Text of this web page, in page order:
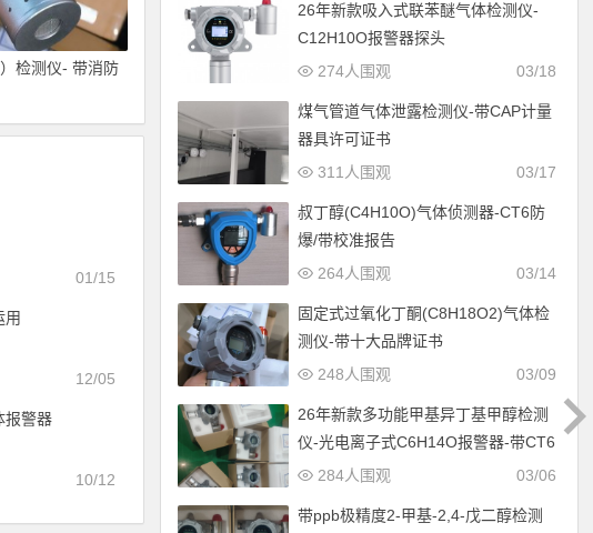
检测仪- 带消防
01/15
用
12/05
报警器
10/12
26年新款吸入式联苯醚气体检测仪-
C12H10O报警器探头
03/18
274人围观
煤气管道气体泄露检测仪-带CAP计量
器具许可证书
03/17
311人围观
叔丁醇(C4H10O)气体侦测器-CT6防
爆/带校准报告
03/14
264人围观
固定式过氧化丁酮(C8H18O2)气体检
测仪-带十大品牌证书
03/09
248人围观
26年新款多功能甲基异丁基甲醇检测
仪-光电离子式C6H14O报警器-带CT6
防爆设计
03/06
284人围观
带ppb极精度2-甲基-2,4-戊二醇检测